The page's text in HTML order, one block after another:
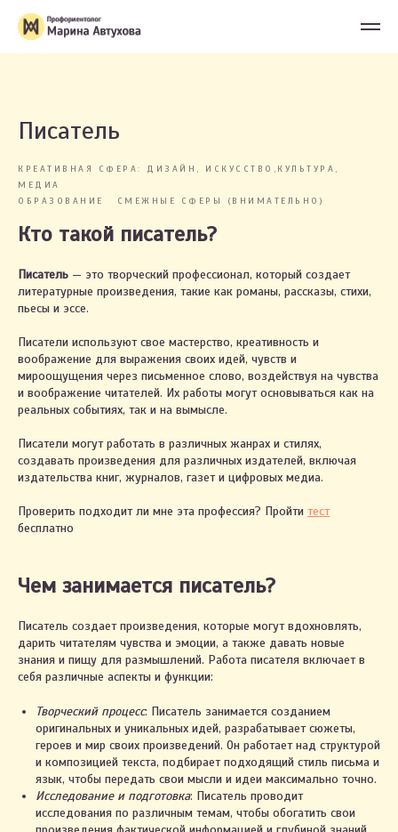
Писатель
КРЕАТИВНАЯ СФЕРА: ДИЗАЙН, ИСКУССТВО,КУЛЬТУРА,
МЕДИА
ОБРАЗОВАНИЕ
СМЕЖНЫЕ СФЕРЫ (ВНИМАТЕЛЬНО)
Кто такой писатель?
Писатель — это творческий профессионал, который создает
литературные произведения, такие как романы, рассказы, стихи,
пьесы и эссе.
Писатели используют свое мастерство, креативность и
воображение для выражения своих идей, чувств и
мироощущения через письменное слово, воздействуя на чувства
и воображение читателей. Их работы могут основываться как на
реальных событиях, так и на вымысле.
Писатели могут работать в различных жанрах и стилях,
создавать произведения для различных издателей, включая
издательства книг, журналов, газет и цифровых медиа.
Проверить подходит ли мне эта профессия? Пройти тест
бесплатно
Чем занимается писатель?
Писатель создает произведения, которые могут вдохновлять,
дарить читателям чувства и эмоции, а также давать новые
знания и пищу для размышлений. Работа писателя включает в
себя различные аспекты и функции:
Творческий процесс: Писатель занимается созданием
оригинальных и уникальных идей, разрабатывает сюжеты,
героев и мир своих произведений. Он работает над структурой
и композицией текста, подбирает подходящий стиль письма и
язык, чтобы передать свои мысли и идеи максимально точно.
Исследование и подготовка: Писатель проводит
исследования по различным темам, чтобы обогатить свои